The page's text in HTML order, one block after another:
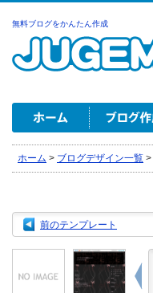
無料ブログをかんたん作成
ホーム > ブログデザイン一覧 >
前のテンプレート